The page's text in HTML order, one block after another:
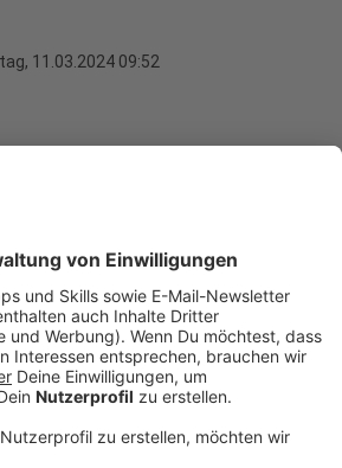
11.03.2024 09:52
auf der Erde - das vergangene
Wetteraufzeichnungen vor
Die vorherigen Rekordhalter
Jahrzehnt. Dass das Ganze
unserem Einsatz fossiler
daran gibt es kaum mehr einen